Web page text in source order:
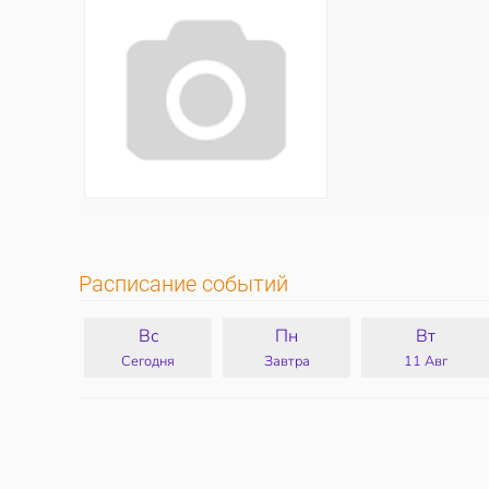
Расписание событий
Вс
Сегодня
Пн
Завтра
Вт
11 Авг